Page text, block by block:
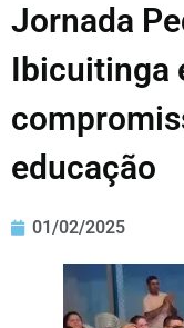
Jornada
Ibicuitinga
educação
01/02/2025